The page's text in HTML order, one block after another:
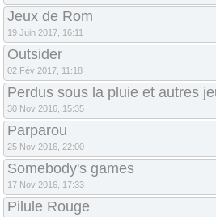
Jeux de Rom
19 Juin 2017, 16:11
Outsider
02 Fév 2017, 11:18
Perdus sous la pluie et autres
30 Nov 2016, 15:35
Parparou
25 Nov 2016, 22:00
Somebody's games
17 Nov 2016, 17:33
Pilule Rouge